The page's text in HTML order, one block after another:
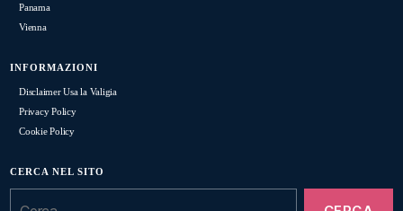
Panama
Vienna
INFORMAZIONI
Disclaimer Usa la Valigia
Privacy Policy
Cookie Policy
CERCA NEL SITO